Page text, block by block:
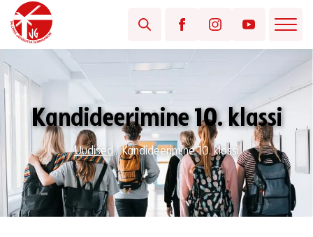
Kandideerimine 10. klassi
Uudised/Kandideerimine 10. klassi